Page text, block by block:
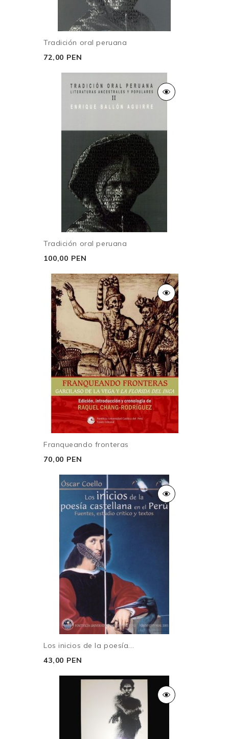
Tradición oral peruana
72,00 PEN
Tradición oral peruana
100,00 PEN
Franqueando fronteras
70,00 PEN
Los inicios de la poesía...
43,00 PEN